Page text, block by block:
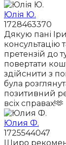
Юлія Ю.
1728463370
Дякую пані
консультацію
претензій до
повертати
здійснити з
була
позитивний
всіх справах!🫶
Юлия Ф.
1725544047
Щиро